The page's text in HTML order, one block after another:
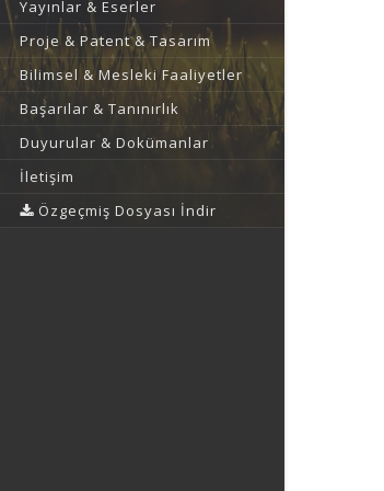
Yayınlar & Eserler
Proje & Patent & Tasarım
Bilimsel & Mesleki Faaliyetler
Başarılar & Tanınırlık
Duyurular & Dokümanlar
İletişim
Özgeçmiş Dosyası İndir